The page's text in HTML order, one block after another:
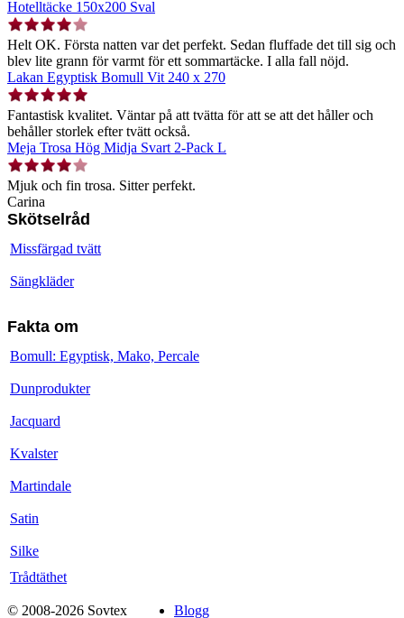
Hotelltäcke 150x200 Sval
Helt OK. Första natten var det perfekt. Sedan fluffade det till sig och
blev lite grann för varmt för ett sommartäcke. I alla fall nöjd.
Lakan Egyptisk Bomull Vit 240 x 270
Fantastisk kvalitet. Väntar på att tvätta för att se att det håller och
behåller storlek efter tvätt också.
Meja Trosa Hög Midja Svart 2-Pack L
Mjuk och fin trosa. Sitter perfekt.
Carina
Skötselråd
Missfärgad tvätt
Sängkläder
Fakta om
Bomull: Egyptisk, Mako, Percale
Dunprodukter
Jacquard
Kvalster
Martindale
Satin
Silke
Trådtäthet
© 2008-2026 Sovtex Blogg